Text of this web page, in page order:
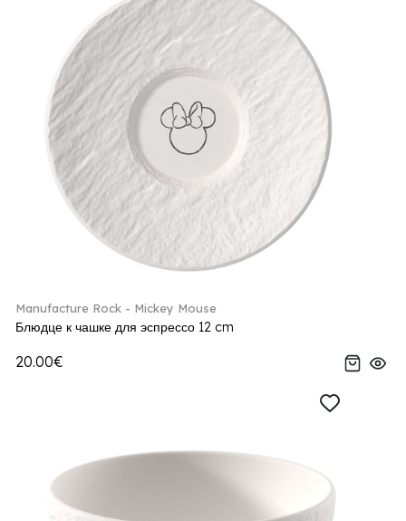
Manufacture Rock - Mickey Mouse
Блюдце к чашке для эспрессо 12 cm
20.00€